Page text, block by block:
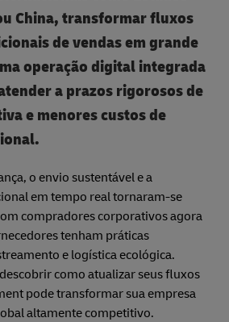
China, transformar fluxos
de vendas em grande
operação digital integrada
a prazos rigorosos de
e menores custos de
o envio sustentável e a
em tempo real tornaram-se
compradores corporativos agora
tenham práticas
e logística ecológica.
como atualizar seus fluxos
pode transformar sua empresa
altamente competitivo.